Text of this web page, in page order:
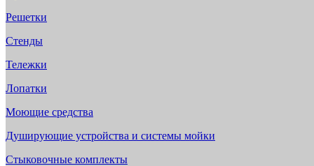
Решетки
Стенды
Тележки
Лопатки
Моющие средства
Душирующие устройства и системы мойки
Стыковочные комплекты